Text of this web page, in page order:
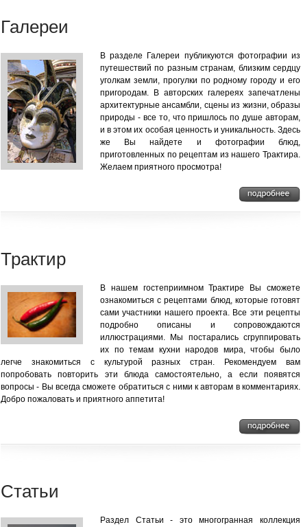
Галереи
В разделе Галереи публикуются фотографии из
путешествий по разным странам, близким сердцу
уголкам земли, прогулки по родному городу и его
пригородам. В авторских галереях запечатлены
архитектурные ансамбли, сцены из жизни, образы
природы - все то, что пришлось по душе авторам,
и в этом их особая ценность и уникальность. Здесь
же Вы найдете и фотографии блюд,
приготовленных по рецептам из нашего Трактира.
Желаем приятного просмотра!
Трактир
В нашем гостеприимном Трактире Вы сможете
ознакомиться с рецептами блюд, которые готовят
сами участники нашего проекта. Все эти рецепты
подробно описаны и сопровождаются
иллюстрациями. Мы постарались сгруппировать
их по темам кухни народов мира, чтобы было
легче знакомиться с культурой разных стран. Рекомендуем вам
попробовать повторить эти блюда самостоятельно, а если появятся
вопросы - Вы всегда сможете обратиться с ними к авторам в комментариях.
Добро пожаловать и приятного аппетита!
Статьи
Раздел Статьи - это многогранная коллекция